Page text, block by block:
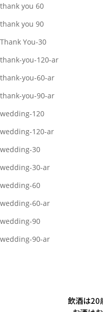
thank you 60
thank you 90
Thank You-30
thank-you-120-ar
thank-you-60-ar
thank-you-90-ar
wedding-120
wedding-120-ar
wedding-30
wedding-30-ar
wedding-60
wedding-60-ar
wedding-90
wedding-90-ar
飲酒は20